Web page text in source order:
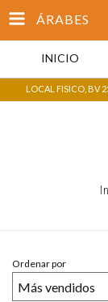
ÁRABES
INICIO
LOCAL FISICO, BV
Ordenar por